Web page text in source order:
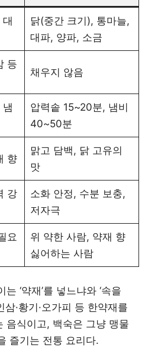
닭(중간 크기), 통마늘,
대파, 양파, 소금
등
채우지 않음
압력솥 15~20분, 냄비
40~50분
향
맑고 담백, 닭 고유의
맛
강
소화 안정, 수분 보충,
저자극
요
위 약한 사람, 약재 향
싫어하는 사람
‘약재’를 넣느냐와 ‘속을
삼·황기·오가피 등 한약재를
음식이고, 백숙은 그냥 맹물
즐기는 전통 요리다.